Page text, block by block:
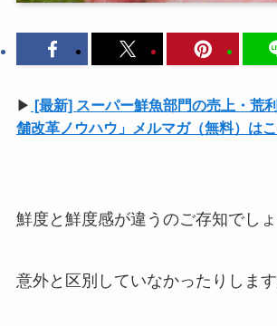
▶ [最新] スーパー鮮魚部門の売上・荒
舗改革ノウハウ」メルマガ（無料）は
鮮度と鮮度感が違うのご存知でし
意外と区別していなかったりします